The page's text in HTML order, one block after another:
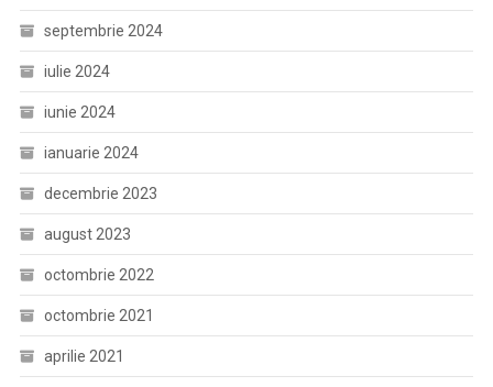
septembrie 2024
iulie 2024
iunie 2024
ianuarie 2024
decembrie 2023
august 2023
octombrie 2022
octombrie 2021
aprilie 2021